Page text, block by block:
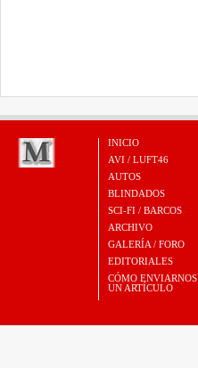
INICIO
AVI / LUFT46
AUTOS
BLINDADOS
SCI-FI / BARCOS
ARCHIVO
GALERÍA / FORO
EDITORIALES
CÓMO ENVIARNOS
UN ARTÍCULO